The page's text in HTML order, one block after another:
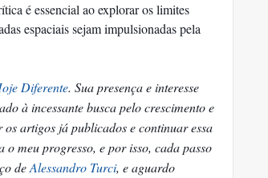
é essencial ao explorar os limites
espaciais sejam impulsionadas pela
Diferente. Sua presença e interesse
à incessante busca pelo crescimento e
artigos já publicados e continuar essa
meu progresso, e por isso, cada passo
deAlessandro Turci, e aguardo